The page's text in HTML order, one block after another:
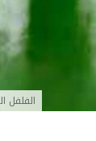
الفلفل